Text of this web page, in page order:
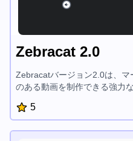
Zebracat 2.0
Zebracatバージョン2.0は、マ
のある動画を制作できる強力
トを専門家レベルの動画に変
再利用したり、ソーシャルク
スキルなしで魅力的な動画広
5